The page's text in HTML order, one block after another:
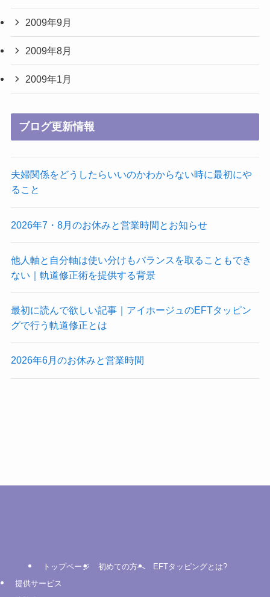
2009年9月
2009年8月
2009年1月
ブログ更新情報
夫婦関係をどうしたらいいのかわからない時に最初にや
ること
2026年7・8月のお休みと営業時間とお知らせ
他人軸と自分軸は使い分けもバランスを取ることもでき
ない｜軌道修正術を提供する背景
最初に読んで欲しい記事｜アイホージュのEFTタッピン
グで行う軌道修正とは
2026年6月のお休みと営業時間
トップページ 初めての方へ
EFTタッピングとは?
提供サービス